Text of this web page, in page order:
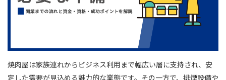
焼肉屋は家族連れからビジネス利用まで幅広い層に支持され、安
定した需要が見込める魅力的な業態です。その一方で、排煙設備や